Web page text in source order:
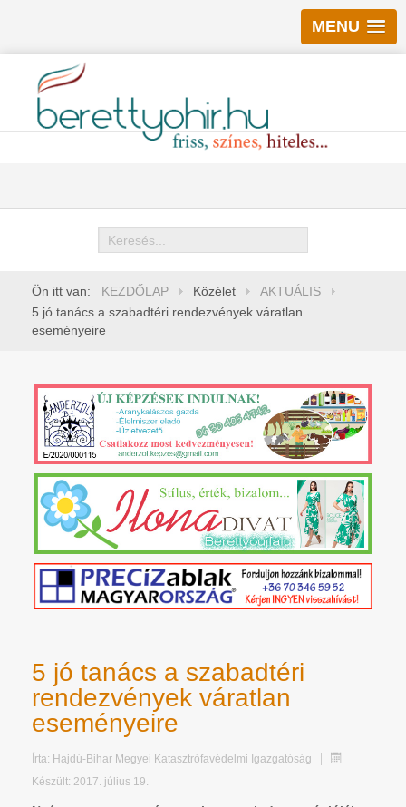
MENU
Keresés
Ön itt van: KEZDŐLAP Közélet
AKTUÁLIS
5 jó tanács a szabadtéri rendezvények váratlan
eseményeire
5 jó tanács a szabadtéri
rendezvények váratlan
eseményeire
Írta: Hajdú-Bihar Megyei Katasztrófavédelmi Igazgatóság
Készült: 2017. július 19.